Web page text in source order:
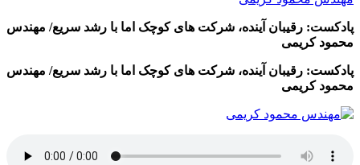
پادکست: رقیبان آینده، شرکت های کوچک اما با رشد سریع/ مهندس
محمود کریمی
پادکست: رقیبان آینده، شرکت های کوچک اما با رشد سریع/ مهندس
محمود کریمی